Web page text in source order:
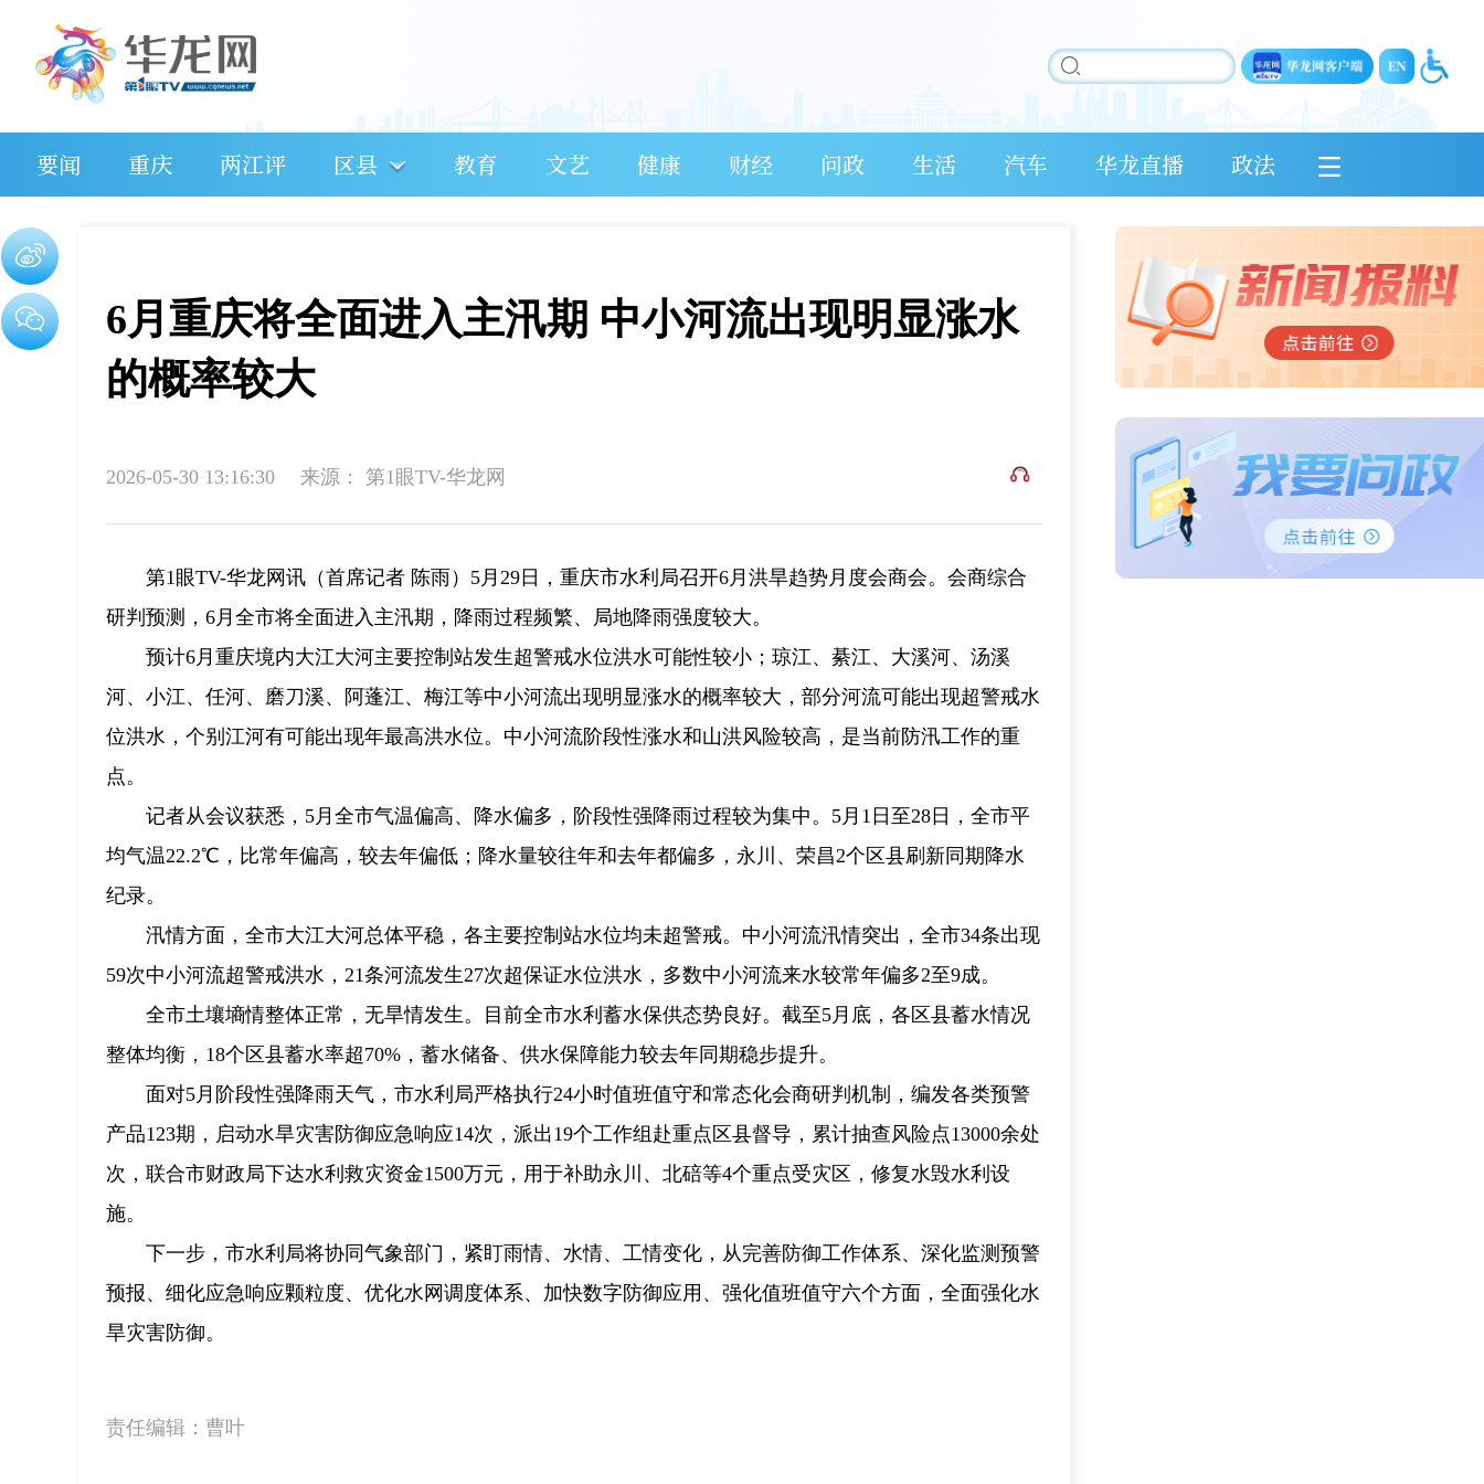
要闻 重庆 两江评 区县 教育 文艺 健康 财经 问政 生活 汽车 华龙直播 政法
6月重庆将全面进入主汛期 中小河流出现明显涨水
的概率较大
2026-05-30 13:16:30 来源： 第1眼TV-华龙网
第1眼TV-华龙网讯（首席记者 陈雨）5月29日，重庆市水利局召开6月洪旱趋势月度会商会。会商综合
研判预测，6月全市将全面进入主汛期，降雨过程频繁、局地降雨强度较大。
预计6月重庆境内大江大河主要控制站发生超警戒水位洪水可能性较小；琼江、綦江、大溪河、汤溪
河、小江、任河、磨刀溪、阿蓬江、梅江等中小河流出现明显涨水的概率较大，部分河流可能出现超警戒水
位洪水，个别江河有可能出现年最高洪水位。中小河流阶段性涨水和山洪风险较高，是当前防汛工作的重
点。
记者从会议获悉，5月全市气温偏高、降水偏多，阶段性强降雨过程较为集中。5月1日至28日，全市平
均气温22.2℃，比常年偏高，较去年偏低；降水量较往年和去年都偏多，永川、荣昌2个区县刷新同期降水
纪录。
汛情方面，全市大江大河总体平稳，各主要控制站水位均未超警戒。中小河流汛情突出，全市34条出现
59次中小河流超警戒洪水，21条河流发生27次超保证水位洪水，多数中小河流来水较常年偏多2至9成。
全市土壤墒情整体正常，无旱情发生。目前全市水利蓄水保供态势良好。截至5月底，各区县蓄水情况
整体均衡，18个区县蓄水率超70%，蓄水储备、供水保障能力较去年同期稳步提升。
面对5月阶段性强降雨天气，市水利局严格执行24小时值班值守和常态化会商研判机制，编发各类预警
产品123期，启动水旱灾害防御应急响应14次，派出19个工作组赴重点区县督导，累计抽查风险点13000余处
次，联合市财政局下达水利救灾资金1500万元，用于补助永川、北碚等4个重点受灾区，修复水毁水利设
施。
下一步，市水利局将协同气象部门，紧盯雨情、水情、工情变化，从完善防御工作体系、深化监测预警
预报、细化应急响应颗粒度、优化水网调度体系、加快数字防御应用、强化值班值守六个方面，全面强化水
旱灾害防御。
责任编辑： 曹叶